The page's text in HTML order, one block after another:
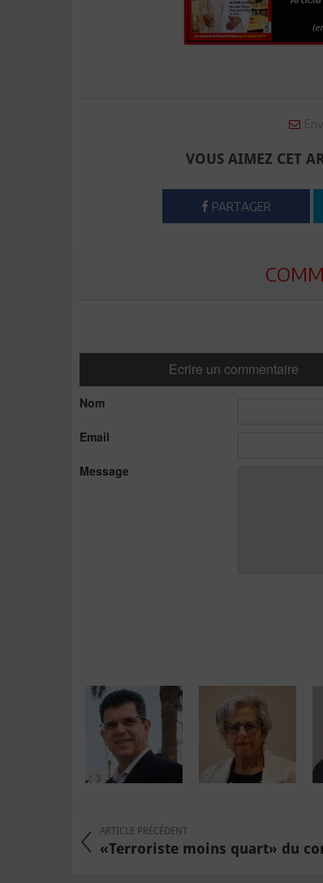
VOUS AIMEZ CET
PARTAGER
Ecrire un commentaire
Nom
Email
Message
ARTICLE PRÉCÉDENT
«Terroriste moins quart» du